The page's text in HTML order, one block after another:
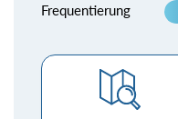
Frequentierung